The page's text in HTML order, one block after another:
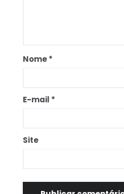
Nome*
E-mail *
Site